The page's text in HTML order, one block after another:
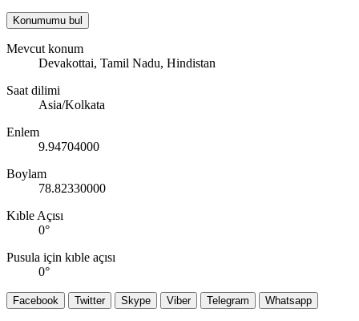
Konumumu bul
Mevcut konum
Devakottai, Tamil Nadu, Hindistan
Saat dilimi
Asia/Kolkata
Enlem
9.94704000
Boylam
78.82330000
Kıble Açısı
0°
Pusula için kıble açısı
0°
Facebook Twitter Skype Viber Telegram Whatsapp